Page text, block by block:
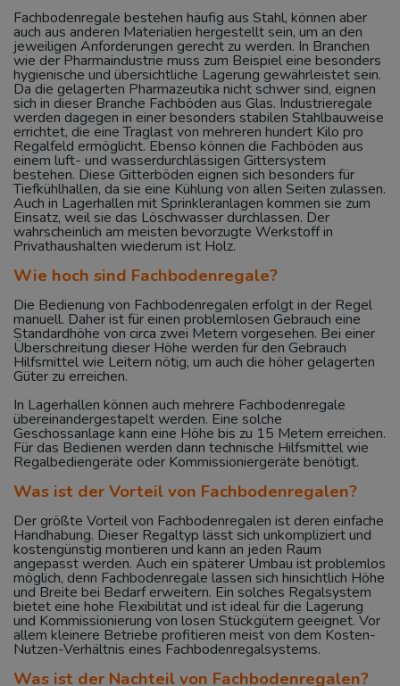
Fachbodenregale bestehen häufig aus Stahl, können aber
auch aus anderen Materialien hergestellt sein, um an den
jeweiligen Anforderungen gerecht zu werden. In Branchen
wie der Pharmaindustrie muss zum Beispiel eine besonders
hygienische und übersichtliche Lagerung gewährleistet sein.
Da die gelagerten Pharmazeutika nicht schwer sind, eignen
sich in dieser Branche Fachböden aus Glas. Industrieregale
werden dagegen in einer besonders stabilen Stahlbauweise
errichtet, die eine Traglast von mehreren hundert Kilo pro
Regalfeld ermöglicht. Ebenso können die Fachböden aus
einem luft- und wasserdurchlässigen Gittersystem
bestehen. Diese Gitterböden eignen sich besonders für
Tiefkühlhallen, da sie eine Kühlung von allen Seiten zulassen.
Auch in Lagerhallen mit Sprinkleranlagen kommen sie zum
Einsatz, weil sie das Löschwasser durchlassen. Der
wahrscheinlich am meisten bevorzugte Werkstoff in
Privathaushalten wiederum ist Holz.
Wie hoch sind Fachbodenregale?
Die Bedienung von Fachbodenregalen erfolgt in der Regel
manuell. Daher ist für einen problemlosen Gebrauch eine
Standardhöhe von circa zwei Metern vorgesehen. Bei einer
Überschreitung dieser Höhe werden für den Gebrauch
Hilfsmittel wie Leitern nötig, um auch die höher gelagerten
Güter zu erreichen.
In Lagerhallen können auch mehrere Fachbodenregale
übereinandergestapelt werden. Eine solche
Geschossanlage kann eine Höhe bis zu 15 Metern erreichen.
Für das Bedienen werden dann technische Hilfsmittel wie
Regalbediengeräte oder Kommissioniergeräte benötigt.
Was ist der Vorteil von Fachbodenregalen?
Der größte Vorteil von Fachbodenregalen ist deren einfache
Handhabung. Dieser Regaltyp lässt sich unkompliziert und
kostengünstig montieren und kann an jeden Raum
angepasst werden. Auch ein späterer Umbau ist problemlos
möglich, denn Fachbodenregale lassen sich hinsichtlich Höhe
und Breite bei Bedarf erweitern. Ein solches Regalsystem
bietet eine hohe Flexibilität und ist ideal für die Lagerung
und Kommissionierung von losen Stückgütern geeignet. Vor
allem kleinere Betriebe profitieren meist von dem Kosten-
Nutzen-Verhältnis eines Fachbodenregalsystems.
Was ist der Nachteil von Fachbodenregalen?